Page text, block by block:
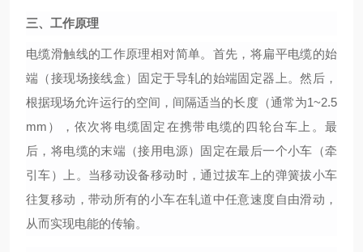
三、工作原理
电缆滑触线的工作原理相对简单。首先，将扁平电缆的始
端（接现场接线盒）固定于导轧的始端固定器上。然后，
根据现场允许运行的空间，间隔适当的长度（通常为1~2.5
mm），依次将电缆固定在携带电缆的四轮台车上。最
后，将电缆的末端（接用电源）固定在最后一个小车（牵
引车）上。当移动设备移动时，通过拔车上的弹簧拔小车
往复移动，带动所有的小车在轧道中任意速度自由滑动，
从而实现电能的传输。